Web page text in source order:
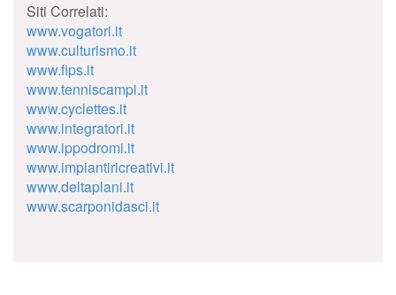
Siti Correlati:
www.vogatori.it
www.culturismo.it
www.fips.it
www.tenniscampi.it
www.cyclettes.it
www.integratori.it
www.ippodromi.it
www.impiantiricreativi.it
www.deltaplani.it
www.scarponidasci.it